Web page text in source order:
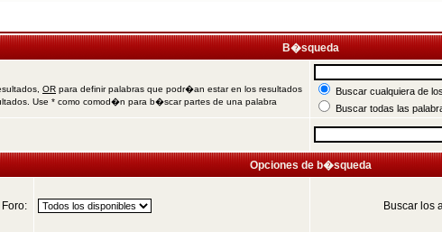
B�squeda
OR para definir palabras que podr�an estar en los resultados
Use * como comod�n para b�scar partes de una palabra
Buscar cualquiera de
Buscar todas las
Opciones de b�squeda
Foro: Buscar los